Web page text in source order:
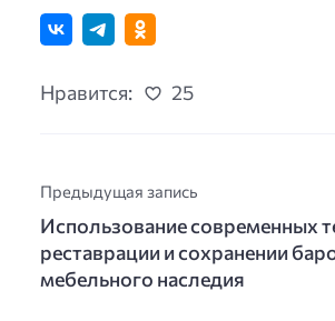
Нравится: 25
Предыдущая запись
Использование современных
реставрации и сохранении
мебельного наследия